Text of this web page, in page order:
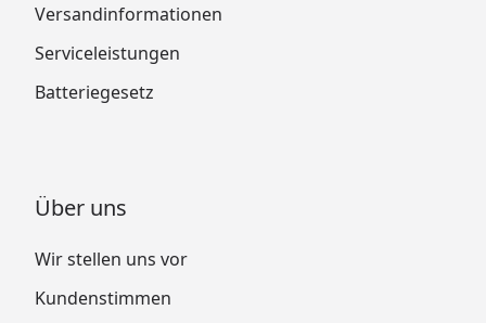
Versandinformationen
Serviceleistungen
Batteriegesetz
Über uns
Wir stellen uns vor
Kundenstimmen